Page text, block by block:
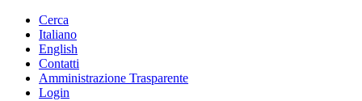
Cerca
Italiano
English
Contatti
Amministrazione Trasparente
Login